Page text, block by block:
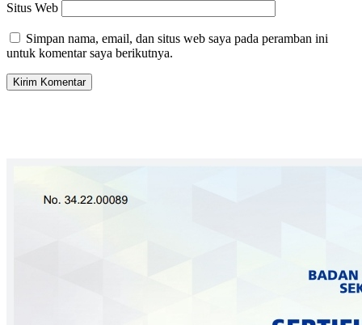
Situs Web
Simpan nama, email, dan situs web saya pada peramban ini
untuk komentar saya berikutnya.